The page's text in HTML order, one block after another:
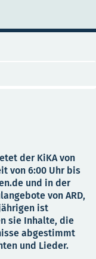
der KiKA von
von 6:00 Uhr bis
und in der
von ARD,
ist
sie Inhalte, die
abgestimmt
und Lieder.